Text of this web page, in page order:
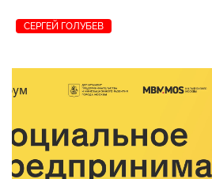
СЕРГЕЙ ГОЛУБЕВ